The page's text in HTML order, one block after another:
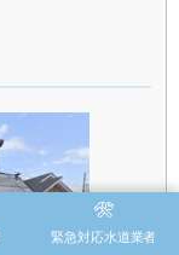
緊急対応水道業者